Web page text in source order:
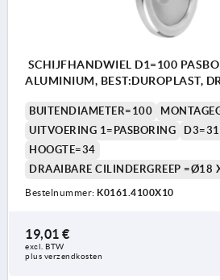
SCHIJFHANDWIEL D1=100
ALUMINIUM, BEST:DUROPLAST,
BUITENDIAMETER=100
UITVOERING 1=PASBORING
D3=31
HOOGTE=34
DRAAIBARE CILINDERGREEP =Ø18
Bestelnummer: K0161.4100X10
19,01 €
excl. BTW
plus verzendkosten